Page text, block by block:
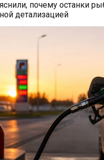
почему останки
детализацией